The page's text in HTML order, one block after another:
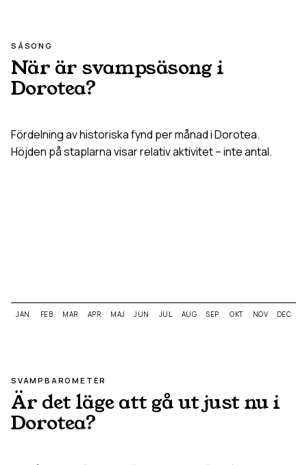
SÄSONG
När är svampsäsong i
Dorotea?
Fördelning av historiska fynd per månad iDorotea.
Höjden på staplarna visar relativ aktivitet – inte antal.
JAN FEB MAR APR MAJ JUN JUL AUG SEP OKT NOV DEC
SVAMPBAROMETER
Är det läge att gå ut just nu i
Dorotea?